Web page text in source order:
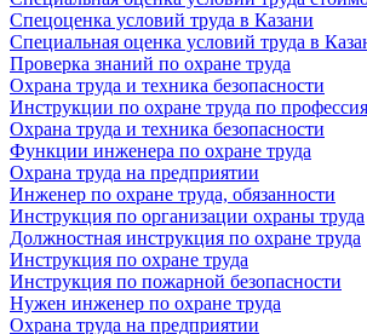
Спецоценка условий труда в Казани
Специальная оценка условий труда в
Проверка знаний по охране труда
Охрана труда и техника безопасности
Инструкции по охране труда по
Охрана труда и техника безопасности
Функции инженера по охране труда
Охрана труда на предприятии
Инженер по охране труда, обязанности
Инструкция по организации охраны труда
Должностная инструкция по охране труда
Инструкция по охране труда
Инструкция по пожарной безопасности
Нужен инженер по охране труда
Охрана труда на предприятии